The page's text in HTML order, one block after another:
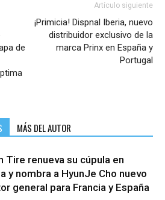
de
Artículo siguiente
¡Primicia! Dispnal Iberia, nuevo
distribuidor exclusivo de la
marca Prinx en España y
Portugal
MÁS DEL AUTOR
Tire renueva su cúpula en
y nombra a HyunJe Cho nuevo
general para Francia y España